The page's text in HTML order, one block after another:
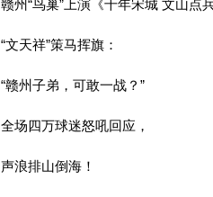
赣州“鸟巢”上演《千年宋城 文山点
“文天祥”策马挥旗：
“赣州子弟，可敢一战？”
全场四万球迷怒吼回应，
声浪排山倒海！